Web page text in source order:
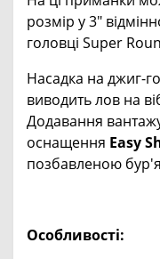
розмір y 3"
головці Super
Насадка на джиг-
виводить лов на
Додавання
оснащення Easy
позбавленою
Особливості: